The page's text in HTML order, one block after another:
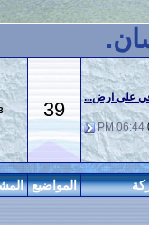
143
المشاركات المراقبين